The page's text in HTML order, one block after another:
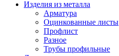
Изделия из металла
Арматура
Оцинкованные листы
Профлист
Разное
Трубы профильные